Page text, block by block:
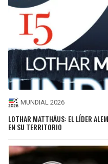
MUNDIAL 2026
LOTHAR MATTHÄUS: EL LÍDER
EN SU TERRITORIO